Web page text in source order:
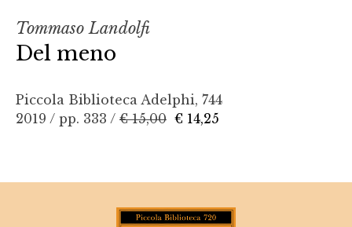
Tommaso Landolfi
Del meno
Piccola Biblioteca Adelphi, 744
2019 / pp. 333 / € 15,00 € 14,25